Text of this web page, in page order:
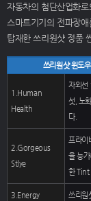
자동차의 첨단산업화
스마트기기의 전파장
탑재한 쓰리원샷 정품
쓰리원샷 윈도
1.Human
Health
자외선
섯, 노
다.
2.Gorgeous
Stlye
프라이
을 능
한 Tint
3.Energy
쓰리원